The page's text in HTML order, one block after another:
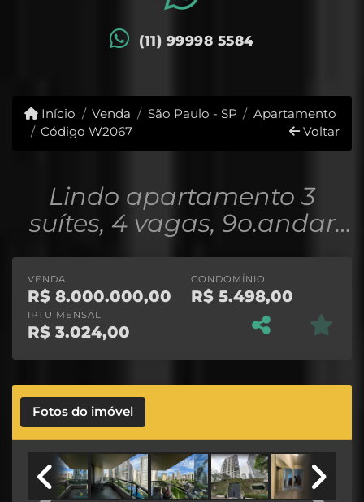
(11) 99998 5584
Início Venda São Paulo - SP
Apartamento
Código W2067
Voltar
Lindo apartamento 3
suítes, 4 vagas, 9o.andar
Vista Parque do Povo Itaim
VENDA
R$ 8.000.000,00
CONDOMÍNIO
R$ 5.498,00
IPTU MENSAL
R$ 3.024,00
Fotos do imóvel